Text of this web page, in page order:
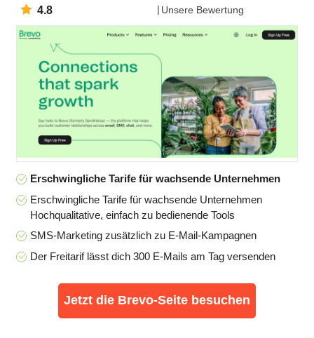
4.8 Unsere Bewertung
Erschwingliche Tarife für wachsende Unternehmen
Erschwingliche Tarife für wachsende Unternehmen
Hochqualitative, einfach zu bedienende Tools
SMS-Marketing zusätzlich zu E-Mail-Kampagnen
Der Freitarif lässt dich 300 E-Mails am Tag versenden
Jetzt die Brevo-Seite besuchen